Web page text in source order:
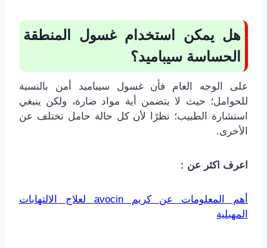
هل يمكن استخدام غسول المنطقة
الحساسة سيباميد؟
على الوجه العام فأن غسول سيباميد أمن بالنسبة
للحوامل؛ حيث لا يتضمن أية مواد ضارة، ولكن ينبغي
استشارة الطبيب؛ نظرًا لأن كل حالة حامل تختلف عن
الأخرى.
اعرف اكثر عن :
أهم المعلومات عن كريم avocin لعلاج الالتهابات
المهبلية